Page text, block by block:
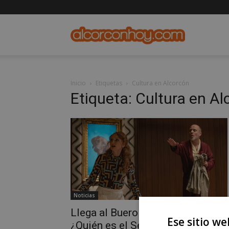
Inicio Etiquetas Cultura en Alcorcón
Etiqueta: Cultura en
Noticias
Llega al Buero Vallejo la obra
¿Quién es el Señor Schmitt?
Ese sitio